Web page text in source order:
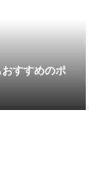
すすめのポ